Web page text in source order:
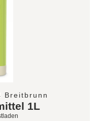
Breitbrunn
1L